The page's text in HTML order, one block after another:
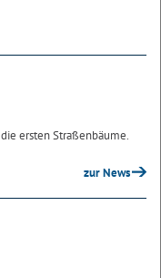
ersten Straßenbäume.
zur News